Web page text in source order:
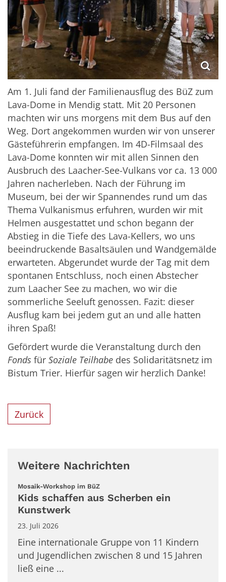
Am 1. Juli fand der Familienausflug des BüZ zum
Lava-Dome in Mendig statt. Mit 20 Personen
machten wir uns morgens mit dem Bus auf den
Weg. Dort angekommen wurden wir von unserer
Gästeführerin empfangen. Im 4D-Filmsaal des
Lava-Dome konnten wir mit allen Sinnen den
Ausbruch des Laacher-See-Vulkans vor ca. 13 000
Jahren nacherleben. Nach der Führung im
Museum, bei der wir Spannendes rund um das
Thema Vulkanismus erfuhren, wurden wir mit
Helmen ausgestattet und schon begann der
Abstieg in die Tiefe des Lava-Kellers, wo uns
beeindruckende Basaltsäulen und Wandgemälde
erwarteten. Abgerundet wurde der Tag mit dem
spontanen Entschluss, noch einen Abstecher
zum Laacher See zu machen, wo wir die
sommerliche Seeluft genossen. Fazit: dieser
Ausflug kam bei jedem gut an und alle hatten
ihren Spaß!
Gefördert wurde die Veranstaltung durch den
Fonds für Soziale Teilhabe des Solidaritätsnetz im
Bistum Trier. Hierfür sagen wir herzlich Danke!
Zurück
Weitere Nachrichten
Mosaik-Workshop im BüZ:
Kids schaffen aus Scherben ein
Kunstwerk
23. Juli 2026
Eine internationale Gruppe von 11 Kindern
und Jugendlichen zwischen 8 und 15 Jahren
ließ eine ...